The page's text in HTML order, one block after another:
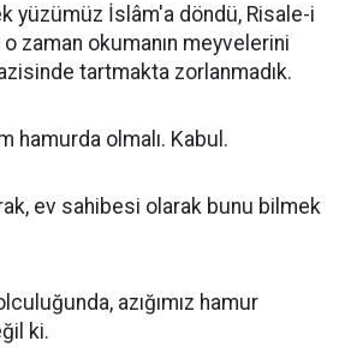
yüzümüz İslâm'a döndü, Risale-i
o zaman okumanın meyvelerini
tartmakta zorlanmadık.
hamurda olmalı. Kabul.
ev sahibesi olarak bunu bilmek
azığımız hamur
ki.